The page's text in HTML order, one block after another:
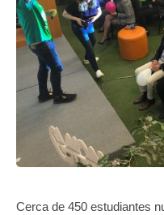
TRANSPARENCIA
Cerca de 450 estudiantes